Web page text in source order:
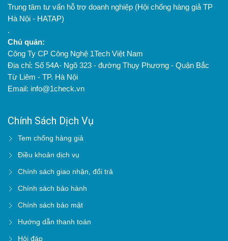
Trung tâm tư vấn hỗ trợ doanh nghiệp (Hội chống hàng giả TP
Hà Nội - HATAP)
.
Chủ quản:
Công Ty CP Công Nghệ 1Tech Việt Nam
Địa chỉ: Số 54A- Ngõ 323 - đường Thụy Phương - Quận Bắc
Từ Liêm - TP. Hà Nội
Email: info@1check.vn
Chính Sách Dịch Vụ
Tem chống hàng giả
Điều khoản dịch vụ
Chính sách giao nhận, đổi trả
Chính sách bảo hành
Chính sách bảo mật
Hướng dẫn thanh toán
Hỏi đáp